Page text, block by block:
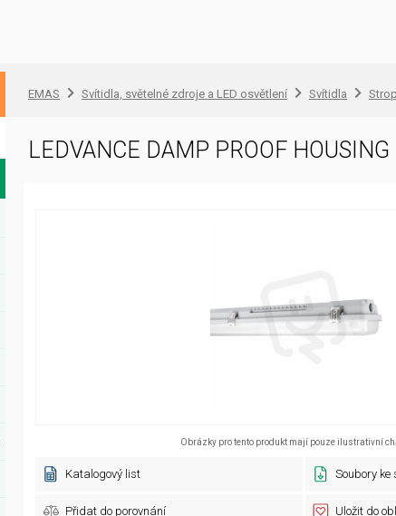
EMAS Svítidla, světelné zdroje a LED osvětlení Svítidla
LEDVANCE DAMP PROOF
Obrázky pro tento produkt mají pouze ilustrativní
Katalogový list Soubory ke
Přidat do porovnání Uložit do